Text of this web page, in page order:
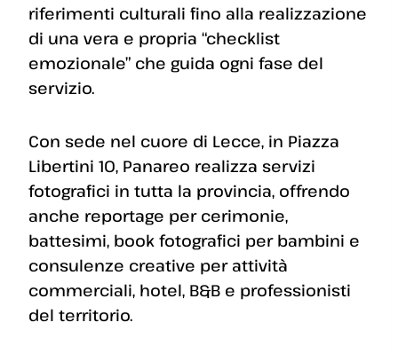
riferimenti culturali fino alla realizzazione
di una vera e propria “checklist
emozionale” che guida ogni fase del
servizio.
Con sede nel cuore di Lecce, in Piazza
Libertini 10, Panareo realizza servizi
fotografici in tutta la provincia, offrendo
anche reportage per cerimonie,
battesimi, book fotografici per bambini e
consulenze creative per attività
commerciali, hotel, B&B e professionisti
del territorio.